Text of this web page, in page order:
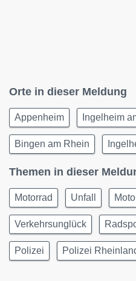
Orte in dieser Meldung
Appenheim Ingelheim
Bingen am Rhein
Themen in dieser
Motorrad Unfall
Verkehrsunglück
Polizei Polizei